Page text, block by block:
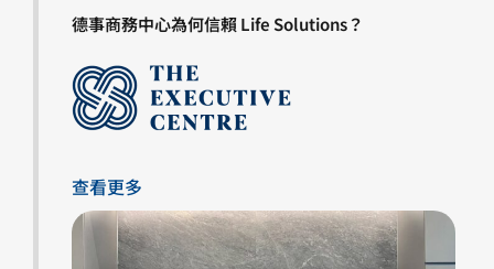
德事商務中心為何信賴 Life Solutions？
查看更多